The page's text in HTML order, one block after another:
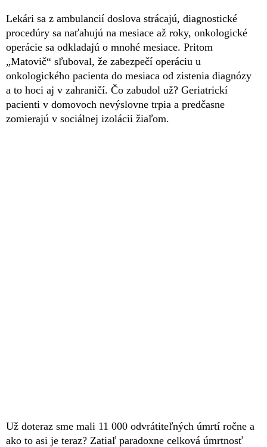
Lekári sa z ambulancií doslova strácajú, diagnostické
procedúry sa naťahujú na mesiace až roky, onkologické
operácie sa odkladajú o mnohé mesiace. Pritom
„Matovič“ sľuboval, že zabezpečí operáciu u
onkologického pacienta do mesiaca od zistenia diagnózy
a to hoci aj v zahraničí. Čo zabudol už? Geriatrickí
pacienti v domovoch nevýslovne trpia a predčasne
zomierajú v sociálnej izolácii žiaľom.
Už doteraz sme mali 11 000 odvrátiteľných úmrtí ročne a
ako to asi je teraz? Zatiaľ paradoxne celková úmrtnosť